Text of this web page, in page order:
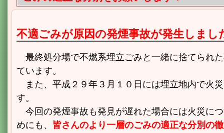
不適ごみが原因の発煙事故が発生しまし
最終処分場で不燃系埋立ごみと一緒に捨てられ
ています。
また、平成２９年３月１０日には埋立地内で火
す。
今回の発煙事故も発見が遅れた場合には火災に
めにも、 皆さんのより一層のごみの適正な分別の